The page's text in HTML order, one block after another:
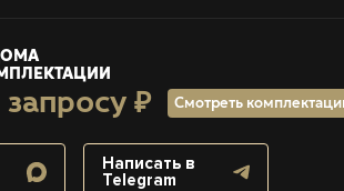
₽ Смотреть
Написать в
Telegram